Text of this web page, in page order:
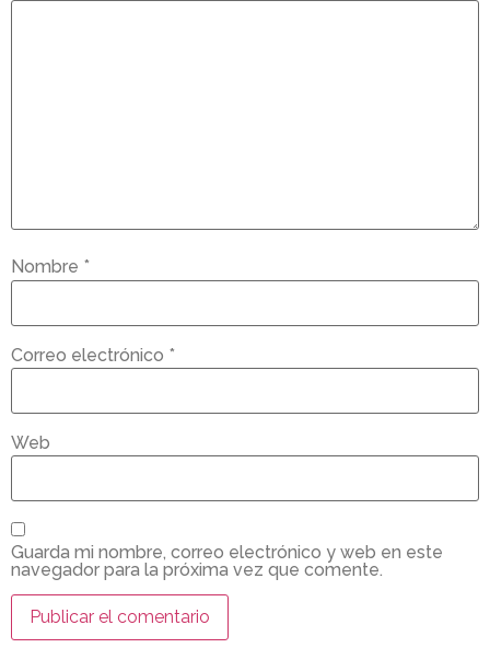
Nombre *
Correo electrónico *
Web
Guarda mi nombre, correo electrónico y web en este
navegador para la próxima vez que comente.